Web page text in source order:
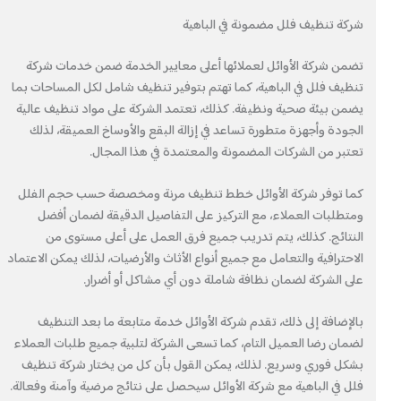
شركة تنظيف فلل مضمونة في الباهية
تضمن شركة الأوائل لعملائها أعلى معايير الخدمة ضمن خدمات شركة
تنظيف فلل في الباهية، كما تهتم بتوفير تنظيف شامل لكل المساحات بما
يضمن بيئة صحية ونظيفة. كذلك، تعتمد الشركة على مواد تنظيف عالية
الجودة وأجهزة متطورة تساعد في إزالة البقع والأوساخ العميقة، لذلك
تعتبر من الشركات المضمونة والمعتمدة في هذا المجال.
كما توفر شركة الأوائل خطط تنظيف مرنة ومخصصة حسب حجم الفلل
ومتطلبات العملاء، مع التركيز على التفاصيل الدقيقة لضمان أفضل
النتائج. كذلك، يتم تدريب جميع فرق العمل على أعلى مستوى من
الاحترافية والتعامل مع جميع أنواع الأثاث والأرضيات، لذلك يمكن الاعتماد
على الشركة لضمان نظافة شاملة دون أي مشاكل أو أضرار.
بالإضافة إلى ذلك، تقدم شركة الأوائل خدمة متابعة ما بعد التنظيف
لضمان رضا العميل التام، كما تسعى الشركة لتلبية جميع طلبات العملاء
بشكل فوري وسريع. لذلك، يمكن القول بأن كل من يختار شركة تنظيف
فلل في الباهية مع شركة الأوائل سيحصل على نتائج مرضية وآمنة وفعالة.